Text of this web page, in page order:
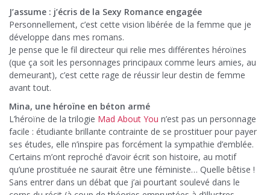
J’assume : j’écris de la Sexy Romance engagée
Personnellement, c’est cette vision libérée de la femme que je
développe dans mes romans.
Je pense que le fil directeur qui relie mes différentes héroïnes
(que ça soit les personnages principaux comme leurs amies, au
demeurant), c’est cette rage de réussir leur destin de femme
avant tout.
Mina, une héroïne en béton armé
L’héroïne de la trilogie Mad About You n’est pas un personnage
facile : étudiante brillante contrainte de se prostituer pour payer
ses études, elle n’inspire pas forcément la sympathie d’emblée.
Certains m’ont reproché d’avoir écrit son histoire, au motif
qu’une prostituée ne saurait être une féministe… Quelle bêtise !
Sans entrer dans un débat que j’ai pourtant soulevé dans le